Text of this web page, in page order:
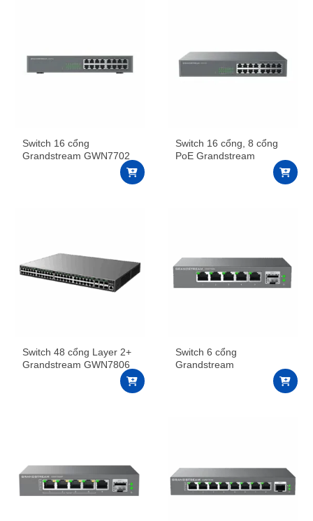
Switch 16 cổng
Grandstream GWN7702
Switch 16 cổng, 8 cổng
PoE Grandstream
Switch 48 cổng Layer 2+
Grandstream GWN7806
Switch 6 cổng
Grandstream